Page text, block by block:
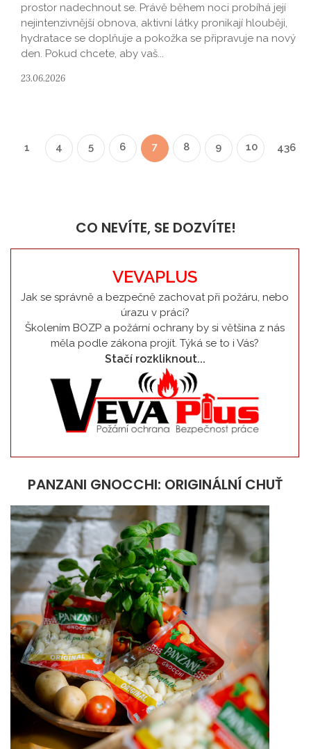
prostor nadechnout se. Právě během noci probíhá její
nejintenzivnější obnova, aktivní látky pronikají hlouběji,
hydratace se doplňuje a pokožka se připravuje na nový
den. Pokud chcete, aby vaš...
23.06.2026
1 4 5 6 7 8 9 10 436
CO NEVÍTE, SE DOZVÍTE!
VEVAPLUS
Jak se správně a bezpečně zachovat při požáru, nebo
úrazu v práci?
Školením BOZP a požární ochrany by si většina z nás
měla podle zákona projít. Týká se to i Vás?
Stačí rozkliknout...
PANZANI GNOCCHI: ORIGINÁLNÍ CHUŤ